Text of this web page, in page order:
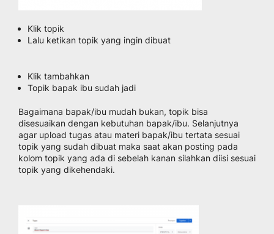
Klik topik
Lalu ketikan topik yang ingin dibuat
Klik tambahkan
Topik bapak ibu sudah jadi
Bagaimana bapak/ibu mudah bukan, topik bisa
disesuaikan dengan kebutuhan bapak/ibu. Selanjutnya
agar upload tugas atau materi bapak/ibu tertata sesuai
topik yang sudah dibuat maka saat akan posting pada
kolom topik yang ada di sebelah kanan silahkan diisi sesuai
topik yang dikehendaki.